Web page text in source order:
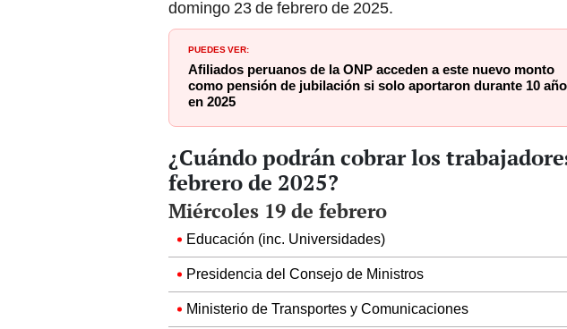
PUEDES VER:
Afiliados peruanos de la ONP acceden a este nuevo monto
como pensión de jubilación si solo aportaron durante 10 años
en 2025
febrero de 2025?
Miércoles 19 de febrero
Educación (inc. Universidades)
Presidencia del Consejo de Ministros
Ministerio de Transportes y Comunicaciones
Ministerio de Defensa